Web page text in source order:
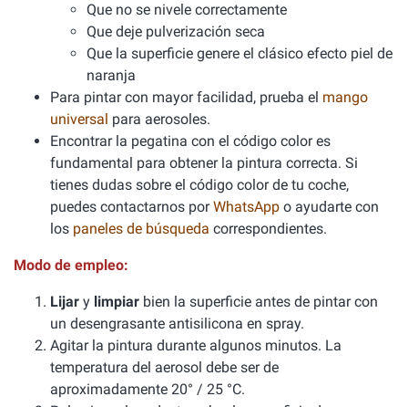
Que no se nivele correctamente
Que deje pulverización seca
Que la superficie genere el clásico efecto piel de
naranja
Para pintar con mayor facilidad, prueba el mango
universal para aerosoles.
Encontrar la pegatina con el código color es
fundamental para obtener la pintura correcta. Si
tienes dudas sobre el código color de tu coche,
puedes contactarnos porWhatsApp o ayudarte con
los paneles de búsqueda correspondientes.
Modo de empleo:
Lijar y limpiar bien la superficie antes de pintar con
un desengrasante antisilicona en spray.
Agitar la pintura durante algunos minutos. La
temperatura del aerosol debe ser de
aproximadamente 20° / 25 °C.